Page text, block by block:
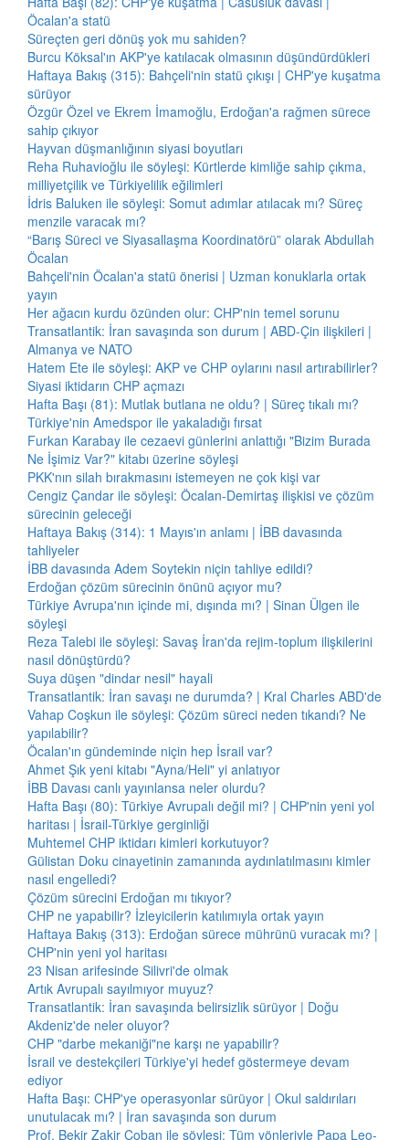
Öcalan'a statü
Süreçten geri dönüş yok mu sahiden?
Burcu Köksal'ın AKP'ye katılacak olmasının düşündürdükleri
Haftaya Bakış (315): Bahçeli'nin statü çıkışı | CHP'ye kuşatma
sürüyor
Özgür Özel ve Ekrem İmamoğlu, Erdoğan'a rağmen sürece
sahip çıkıyor
Hayvan düşmanlığının siyasi boyutları
Reha Ruhavioğlu ile söyleşi: Kürtlerde kimliğe sahip çıkma,
milliyetçilik ve Türkiyelilik eğilimleri
İdris Baluken ile söyleşi: Somut adımlar atılacak mı? Süreç
menzile varacak mı?
“Barış Süreci ve Siyasallaşma Koordinatörü” olarak Abdullah
Öcalan
Bahçeli'nin Öcalan'a statü önerisi | Uzman konuklarla ortak
yayın
Her ağacın kurdu özünden olur: CHP'nin temel sorunu
Transatlantik: İran savaşında son durum | ABD-Çin ilişkileri |
Almanya ve NATO
Hatem Ete ile söyleşi: AKP ve CHP oylarını nasıl artırabilirler?
Siyasi iktidarın CHP açmazı
Hafta Başı (81): Mutlak butlana ne oldu? | Süreç tıkalı mı?
Türkiye'nin Amedspor ile yakaladığı fırsat
Furkan Karabay ile cezaevi günlerini anlattığı "Bizim Burada
Ne İşimiz Var?" kitabı üzerine söyleşi
PKK'nın silah bırakmasını istemeyen ne çok kişi var
Cengiz Çandar ile söyleşi: Öcalan-Demirtaş ilişkisi ve çözüm
sürecinin geleceği
Haftaya Bakış (314): 1 Mayıs'ın anlamı | İBB davasında
tahliyeler
İBB davasında Adem Soytekin niçin tahliye edildi?
Erdoğan çözüm sürecinin önünü açıyor mu?
Türkiye Avrupa'nın içinde mi, dışında mı? | Sinan Ülgen ile
söyleşi
Reza Talebi ile söyleşi: Savaş İran'da rejim-toplum ilişkilerini
nasıl dönüştürdü?
Suya düşen "dindar nesil" hayali
Transatlantik: İran savaşı ne durumda? | Kral Charles ABD'de
Vahap Coşkun ile söyleşi: Çözüm süreci neden tıkandı? Ne
yapılabilir?
Öcalan'ın gündeminde niçin hep İsrail var?
Ahmet Şık yeni kitabı "Ayna/Heli" yi anlatıyor
İBB Davası canlı yayınlansa neler olurdu?
Hafta Başı (80): Türkiye Avrupalı değil mi? | CHP'nin yeni yol
haritası | İsrail-Türkiye gerginliği
Muhtemel CHP iktidarı kimleri korkutuyor?
Gülistan Doku cinayetinin zamanında aydınlatılmasını kimler
nasıl engelledi?
Çözüm sürecini Erdoğan mı tıkıyor?
CHP ne yapabilir? İzleyicilerin katılımıyla ortak yayın
Haftaya Bakış (313): Erdoğan sürece mührünü vuracak mı? |
CHP'nin yeni yol haritası
23 Nisan arifesinde Silivri'de olmak
Artık Avrupalı sayılmıyor muyuz?
Transatlantik: İran savaşında belirsizlik sürüyor | Doğu
Akdeniz'de neler oluyor?
CHP "darbe mekaniği"ne karşı ne yapabilir?
İsrail ve destekçileri Türkiye'yi hedef göstermeye devam
ediyor
Hafta Başı: CHP'ye operasyonlar sürüyor | Okul saldırıları
unutulacak mı? | İran savaşında son durum
Prof. Bekir Zakir Çoban ile söyleşi: Tüm yönleriyle Papa Leo-